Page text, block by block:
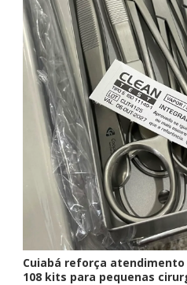
Cuiabá reforça atendimento
108 kits para pequenas